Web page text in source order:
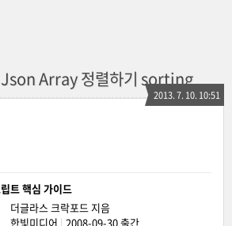
Array 정렬하기 sorting
2013. 7. 10. 10:51
트 핵심 가이드
더글라스 크락포드지음
한빛미디어 | 2008-09-30 출간